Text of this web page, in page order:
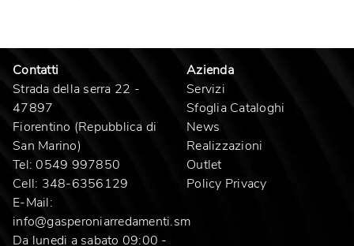
Contatti
Strada della serra 22 -
47897
Fiorentino (Repubblica di
San Marino)
Tel: 0549 997850
Cell: 348-6356129
E-Mail:
info@gasperoniarredamenti.sm
Da lunedi a sabato 09:00 -
Azienda
Servizi
Sfoglia Cataloghi
News
Realizzazioni
Outlet
Policy Privacy